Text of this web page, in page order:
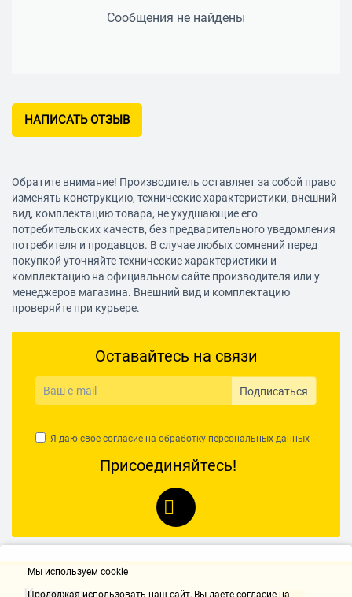
Характеристики накопительных водонагревателей
Характеристика нагревательных элементов и
теплообменников
Электрический нагревательный элемент
ТЭН
Материал нагревательного элемента
медь
Мощность ТЭНов
Монтаж и комплектация
Установка
вертикальная, нижняя подводка, способ крепления:
настенный
Сообщения не найдены
НАПИСАТЬ ОТЗЫВ
Обратите внимание! Производитель оставляет за собой право
изменять конструкцию, технические характеристики, внешний
вид, комплектацию товара, не ухудшающие его
потребительских качеств, без предварительного уведомления
потребителя и продавцов. В случае любых сомнений перед
покупкой уточняйте технические характеристики и
комплектацию на официальном сайте производителя или у
менеджеров магазина. Внешний вид и комплектацию
проверяйте при курьере.
Оставайтесь на связи
Подписаться
Я даю свое согласие на обработку персональных данных
Присоединяйтесь!
Мы используем cookie
Продолжая использовать наш cайт, Вы даете согласие на